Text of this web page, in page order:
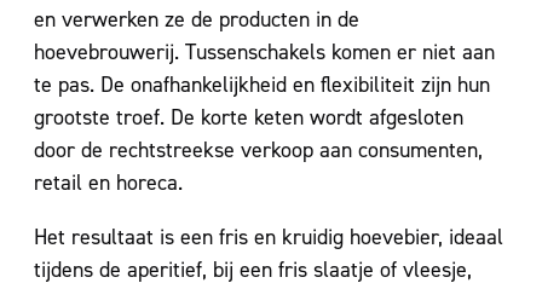
en verwerken ze de producten in de
hoevebrouwerij. Tussenschakels komen er niet aan
te pas. De onafhankelijkheid en flexibiliteit zijn hun
grootste troef. De korte keten wordt afgesloten
door de rechtstreekse verkoop aan consumenten,
retail en horeca.
Het resultaat is een fris en kruidig hoevebier, ideaal
tijdens de aperitief, bij een fris slaatje of vleesje,